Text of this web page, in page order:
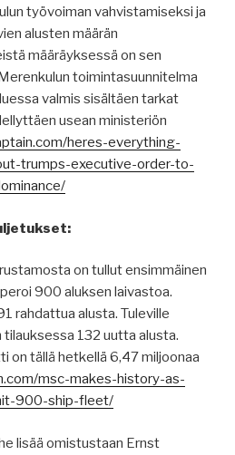
työvoiman vahvistamiseksi ja
alusten määrän
määräyksessä on sen
toimintasuunnitelma
valmis sisältäen tarkat
usean ministeriön
heres-everything-
trumps-executive-order-to-
on tullut ensimmäinen
900 aluksen laivastoa.
rahdattua alusta. Tuleville
132 uutta alusta.
on tällä hetkellä 6,47 miljoonaa
msc-makes-history-as-
900-ship-fleet/
lisää omistustaan Ernst